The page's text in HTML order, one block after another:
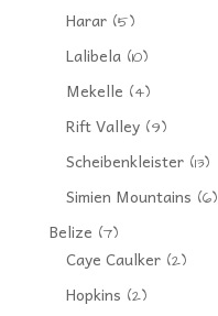
Harar(5)
Lalibela(10)
Mekelle (4)
Rift Valley(9)
Scheibenkleister(13)
Simien Mountains (6)
Belize (7)
Caye Caulker(2)
Hopkins (2)